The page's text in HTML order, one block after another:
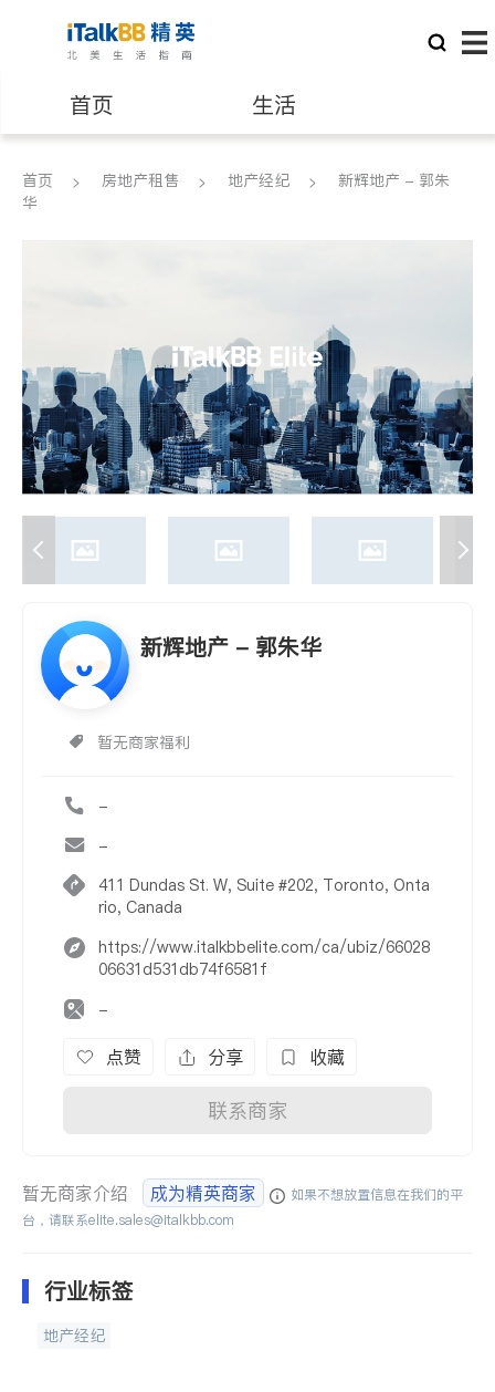
首页 生活
医生 律师
建筑装修
首页 房地产租售 地产经纪
新辉地产 - 郭朱
华
新辉地产 - 郭朱华
暂无商家福利
-
-
411 Dundas St. W, Suite #202, Toronto, Onta
rio, Canada
https://www.italkbbelite.com/ca/ubiz/66028
06631d531db74f6581f
-
点赞 分享 收藏
联系商家
暂无商家介绍 成为精英商家
如果不想放置信息在我们的平
台，请联系elite.sales@italkbb.com
行业标签
地产经纪